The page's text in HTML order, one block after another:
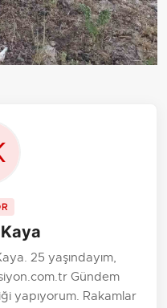
25 yaşındayım,
Gündem
yapıyorum. Rakamlar